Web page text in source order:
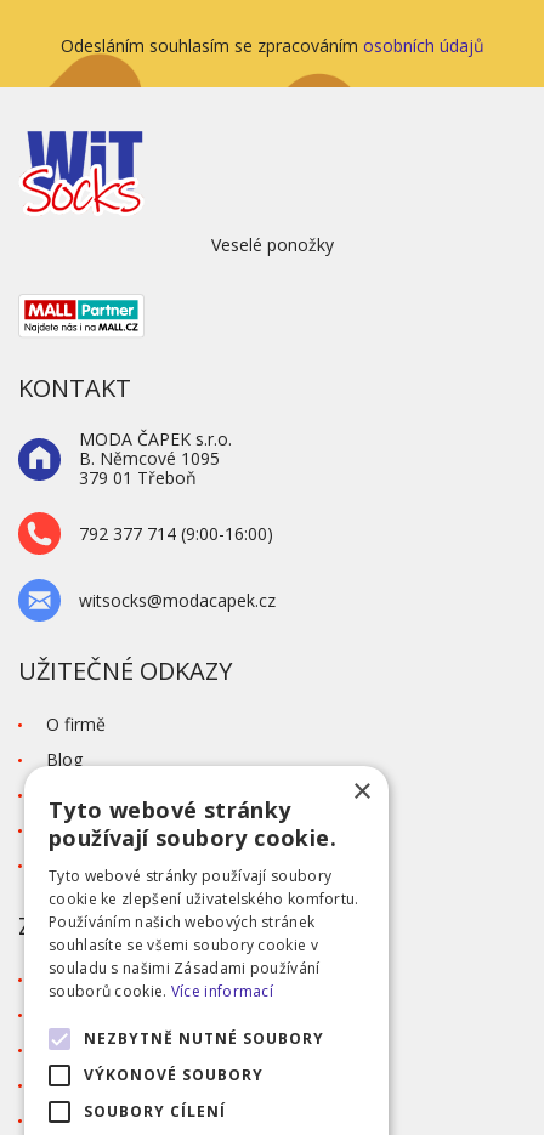
Odesláním souhlasím se zpracováním osobních údajů
Veselé ponožky
KONTAKT
MODA ČAPEK s.r.o.
B. Němcové 1095
379 01 Třeboň
792 377 714 (9:00-16:00)
witsocks@modacapek.cz
UŽITEČNÉ ODKAZY
O firmě
Blog
Tabulka velikostí
Ochrana osobních údajů GDPR
ZÁKAZNICKÝ SERVIS
Obchodní podmínky
Reklamace
Přihlášení
Registrace
×
Tyto webové stránky
používají soubory cookie.
Tyto webové stránky používají soubory
cookie ke zlepšení uživatelského komfortu.
Používáním našich webových stránek
souhlasíte se všemi soubory cookie v
souladu s našimi Zásadami používání
souborů cookie. Více informací
NEZBYTNĚ NUTNÉ SOUBORY
VÝKONOVÉ SOUBORY
SOUBORY CÍLENÍ